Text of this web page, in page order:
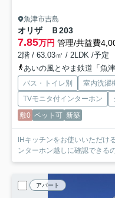
魚津市吉島
オリザ Ｂ203
7.85万円 管理/共益費
2階 / 63.03㎡ / 2LDK /予定
あいの風とやま鉄道「魚
バス・トイレ別 室内洗濯
TVモニタ付インターホン
敷0 ペット可 新築
IHキッチンをお使いいただけ
ンターホン越しに確認できる
アパート